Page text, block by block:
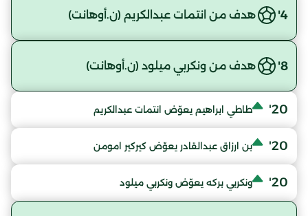
4' هدف من انتمات عبدالكريم (ن.أوهانت)
8' هدف من ونكربي ميلود (ن.أوهانت)
20' طاطي ابراهيم يعوّض انتمات عبدالكريم
20' بن ارزاق عبدالقادر يعوّض كيركير امومن
20' ونكربي بركه يعوّض ونكربي ميلود